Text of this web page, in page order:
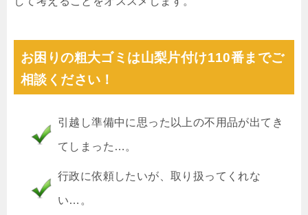
お困りの粗大ゴミは山梨片付け110番までご
相談ください！
引越し準備中に思った以上の不用品が出てき
てしまった…。
行政に依頼したいが、取り扱ってくれな
い…。